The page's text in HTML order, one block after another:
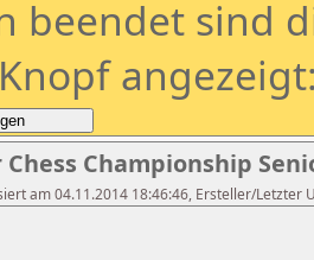
beendet sind
Championship
am 04.11.2014 18:46:46, Ersteller/Letzter